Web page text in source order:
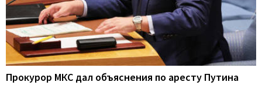
Прокурор МКС дал объяснения по аресту Путина